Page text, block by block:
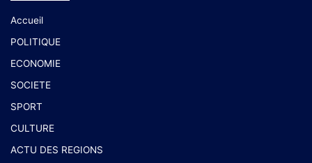
Accueil
POLITIQUE
ECONOMIE
SOCIETE
SPORT
CULTURE
ACTU DES REGIONS